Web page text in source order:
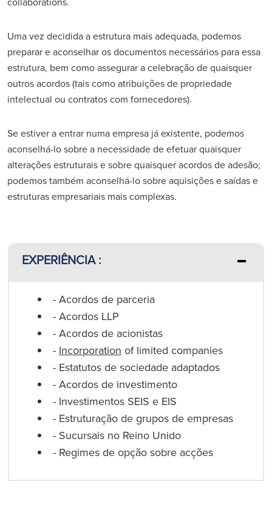
Uma vez decidida a estrutura mais adequada, podemos
preparar e aconselhar os documentos necessários para essa
estrutura, bem como assegurar a celebração de quaisquer
outros acordos (tais como atribuições de propriedade
intelectual ou contratos com fornecedores).
Se estiver a entrar numa empresa já existente, podemos
aconselhá-lo sobre a necessidade de efetuar quaisquer
alterações estruturais e sobre quaisquer acordos de adesão;
podemos também aconselhá-lo sobre aquisições e saídas e
estruturas empresariais mais complexas.
EXPERIÊNCIA :
- Acordos de parceria
- Acordos LLP
- Acordos de acionistas
- Incorporation of limited companies
- Estatutos de sociedade adaptados
- Acordos de investimento
- Investimentos SEIS e EIS
- Estruturação de grupos de empresas
- Sucursais no Reino Unido
- Regimes de opção sobre acções